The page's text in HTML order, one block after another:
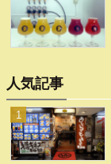
人気記事